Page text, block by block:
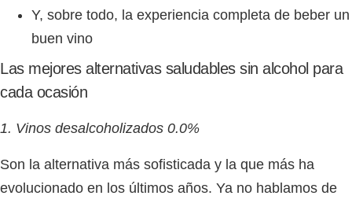
Y, sobre todo, la experiencia completa de beber un
buen vino
Las mejores alternativas saludables sin alcohol para
cada ocasión
1. Vinos desalcoholizados 0.0%
Son la alternativa más sofisticada y la que más ha
evolucionado en los últimos años. Ya no hablamos de